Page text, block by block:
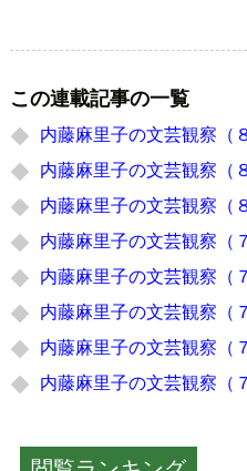
この連載記事の一覧
内藤麻里子の文芸観察（
内藤麻里子の文芸観察（
内藤麻里子の文芸観察（
内藤麻里子の文芸観察（
内藤麻里子の文芸観察（
内藤麻里子の文芸観察（
内藤麻里子の文芸観察（
内藤麻里子の文芸観察（